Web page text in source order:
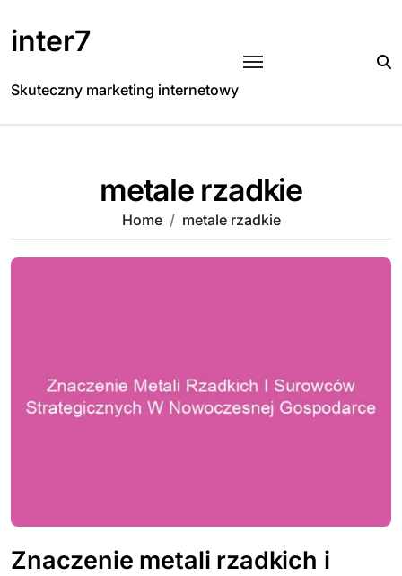
to
content
inter7
Skuteczny marketing internetowy
metale rzadkie
Home metale rzadkie
Znaczenie metali rzadkich i